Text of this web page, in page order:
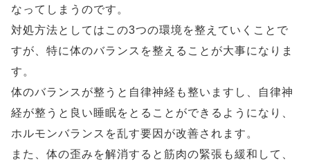
なってしまうのです。
対処方法としてはこの3つの環境を整えていくことで
すが、特に体のバランスを整えることが大事になりま
す。
体のバランスが整うと自律神経も整いますし、自律神
経が整うと良い睡眠をとることができるようになり、
ホルモンバランスを乱す要因が改善されます。
また、体の歪みを解消すると筋肉の緊張も緩和して、